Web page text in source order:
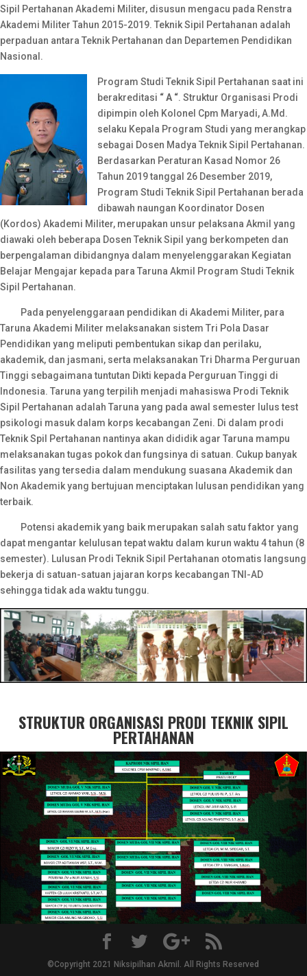
Sipil Pertahanan Akademi Militer, disusun mengacu pada Renstra
Akademi Militer Tahun 2015-2019. Teknik Sipil Pertahanan adalah
perpaduan antara Teknik Pertahanan dan Departemen Pendidikan
Nasional.
Program Studi Teknik Sipil Pertahanan saat ini
berakreditasi “ A “. Struktur Organisasi Prodi
dipimpin oleh Kolonel Cpm Maryadi, A.Md.
selaku Kepala Program Studi yang merangkap
sebagai Dosen Madya Teknik Sipil Pertahanan.
Berdasarkan Peraturan Kasad Nomor 26
Tahun 2019 tanggal 26 Desember 2019,
Program Studi Teknik Sipil Pertahanan berada
dibawah naungan Koordinator Dosen
(Kordos) Akademi Militer, merupakan unsur pelaksana Akmil yang
diawaki oleh beberapa Dosen Teknik Sipil yang berkompeten dan
berpengalaman dibidangnya dalam menyelenggarakan Kegiatan
Belajar Mengajar kepada para Taruna Akmil Program Studi Teknik
Sipil Pertahanan.
Pada penyelenggaraan pendidikan di Akademi Militer, para
Taruna Akademi Militer melaksanakan sistem Tri Pola Dasar
Pendidikan yang meliputi pembentukan sikap dan perilaku,
akademik, dan jasmani, serta melaksanakan Tri Dharma Perguruan
Tinggi sebagaimana tuntutan Dikti kepada Perguruan Tinggi di
Indonesia. Taruna yang terpilih menjadi mahasiswa Prodi Teknik
Sipil Pertahanan adalah Taruna yang pada awal semester lulus test
psikologi masuk dalam korps kecabangan Zeni. Di dalam prodi
Teknik Spil Pertahanan nantinya akan dididik agar Taruna mampu
melaksanakan tugas pokok dan fungsinya di satuan. Cukup banyak
fasilitas yang tersedia dalam mendukung suasana Akademik dan
Non Akademik yang bertujuan menciptakan lulusan pendidikan yang
terbaik.
Potensi akademik yang baik merupakan salah satu faktor yang
dapat mengantar kelulusan tepat waktu dalam kurun waktu 4 tahun (8
semester). Lulusan Prodi Teknik Sipil Pertahanan otomatis langsung
bekerja di satuan-satuan jajaran korps kecabangan TNI-AD
sehingga tidak ada waktu tunggu.
STRUKTUR ORGANISASI PRODI TEKNIK SIPIL
PERTAHANAN
©Copyright 2021 Niksipilhan Akmil. All Rights Reserved